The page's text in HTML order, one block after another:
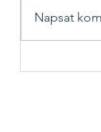
Napsat